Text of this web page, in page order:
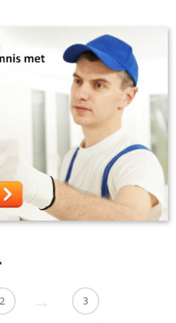
2
3